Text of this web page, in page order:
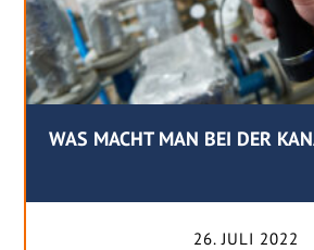
WAS MACHT MAN BEI DER
26. JULI 2022